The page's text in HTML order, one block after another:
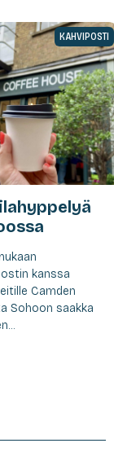
KAHVIPOSTI
kanssa
Camden
Sohoon saakka